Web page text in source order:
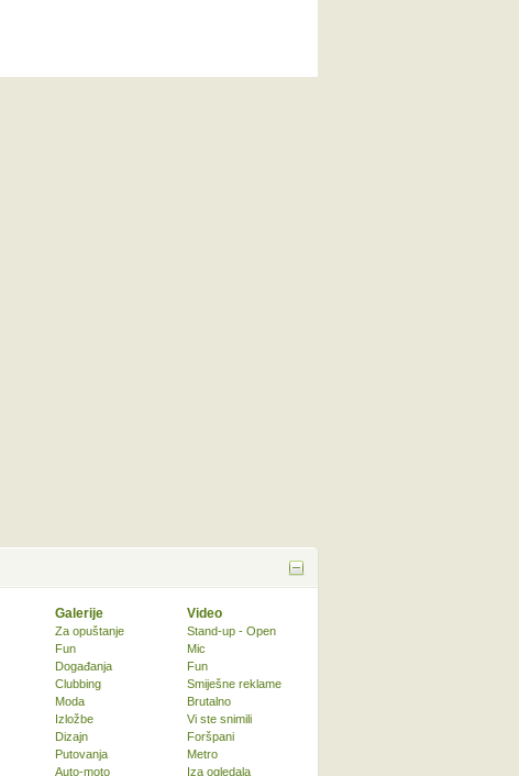
Galerije
Za opuštanje
Fun
Događanja
Clubbing
Moda
Izložbe
Dizajn
Putovanja
Auto-moto
Video
Stand-up - Open
Mic
Fun
Smiješne reklame
Brutalno
Vi ste snimili
Foršpani
Metro
Iza ogledala